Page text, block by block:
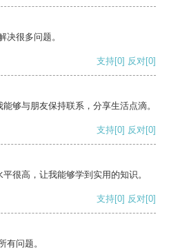
决很多问题。
支持[0] 反对[0]
够与朋友保持联系，分享生活点滴。
支持[0] 反对[0]
很高，让我能够学到实用的知识。
支持[0] 反对[0]
有问题。